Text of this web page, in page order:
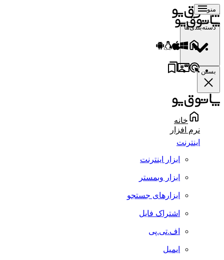
منو
دسته‌بندی‌ها
بستن
خانه
نرم افزار
اینترنت
ابزار اینترنت
ابزار وبمستر
ابزارهای جستجو
اشتراک فایل
اف.تی.پی
ایمیل